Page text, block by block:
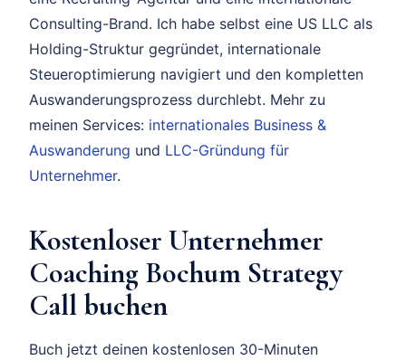
Consulting-Brand. Ich habe selbst eine US LLC als
Holding-Struktur gegründet, internationale
Steueroptimierung navigiert und den kompletten
Auswanderungsprozess durchlebt. Mehr zu
meinen Services: internationales Business &
Auswanderung und LLC-Gründung für
Unternehmer.
Kostenloser Unternehmer
Coaching Bochum Strategy
Call buchen
Buch jetzt deinen kostenlosen 30-Minuten